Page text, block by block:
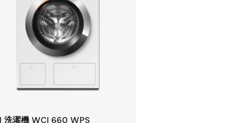
洗濯機 WCI 660 WPS